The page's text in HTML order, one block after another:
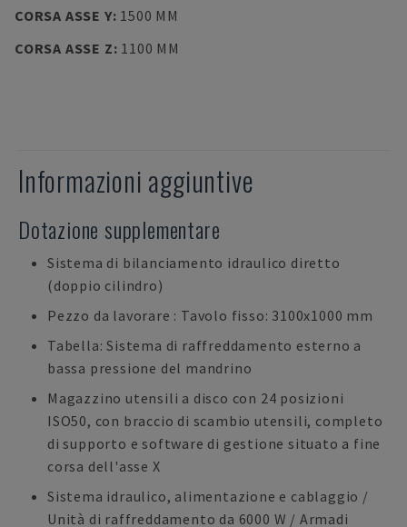
CORSA ASSE Y: 1500 MM
CORSA ASSE Z: 1100 MM
Informazioni aggiuntive
Dotazione supplementare
Sistema di bilanciamento idraulico diretto
(doppio cilindro)
Pezzo da lavorare : Tavolo fisso: 3100x1000 mm
Tabella: Sistema di raffreddamento esterno a
bassa pressione del mandrino
Magazzino utensili a disco con 24 posizioni
ISO50, con braccio di scambio utensili, completo
di supporto e software di gestione situato a fine
corsa dell'asse X
Sistema idraulico, alimentazione e cablaggio /
Unità di raffreddamento da 6000 W / Armadi